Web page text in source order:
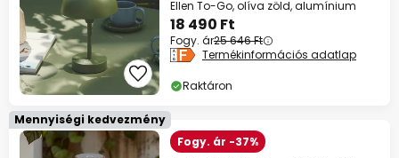
Ellen To-Go, olíva zöld, alumínium
18 490 Ft
Fogy. ár25 646 Ft
Termékinformációs adatlap
Raktáron
Mennyiségi kedvezmény
Fogy. ár -37%